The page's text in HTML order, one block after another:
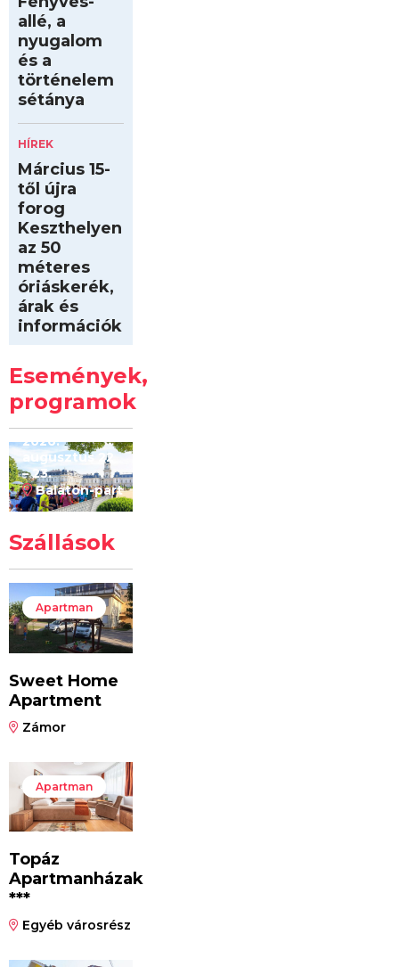
allé, a
nyugalom
és a
történelem
sétánya
HÍREK
Március 15-
től újra
forog
Keszthelyen
az 50
méteres
óriáskerék,
árak és
információk
Események,
programok
Kilóméterek
2026
2026.
augusztus 22
– 23.
Balaton-part
Szállások
Apartman
Sweet Home
Apartment
Zámor
Apartman
Topáz
Apartmanházak
***
Egyéb városrész